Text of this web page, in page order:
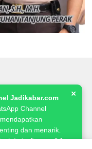
Jadikabar.com
Channel
dan menarik.
kriminalitas, politik,
✕